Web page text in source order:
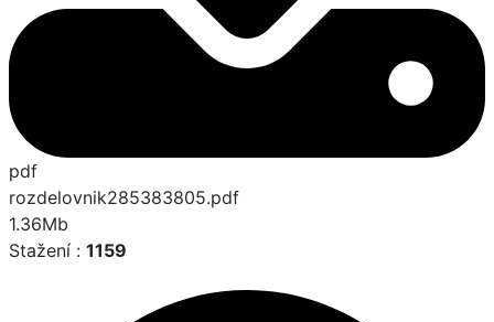
pdf
rozdelovnik285383805.pdf
1.36Mb
Stažení : 1159